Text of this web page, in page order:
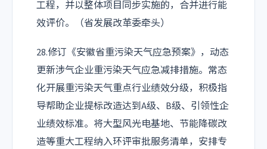
工程，并以整体项目同步实施的，合并进行能
效评价。（省发展改革委牵头）
28.修订《安徽省重污染天气应急预案》，动态
更新涉气企业重污染天气应急减排措施。常态
化开展重污染天气重点行业绩效分级，积极指
导帮助企业提标改造达到A级、B级、引领性企
业绩效标准。将大型风光电基地、节能降碳改
造等重大工程纳入环评审批服务清单，安排专